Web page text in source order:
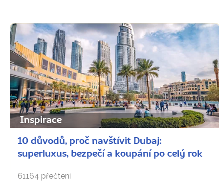
Inspirace
10 důvodů, proč navštívit Dubaj:
superluxus, bezpečí a koupání po celý rok
61164 přečtení